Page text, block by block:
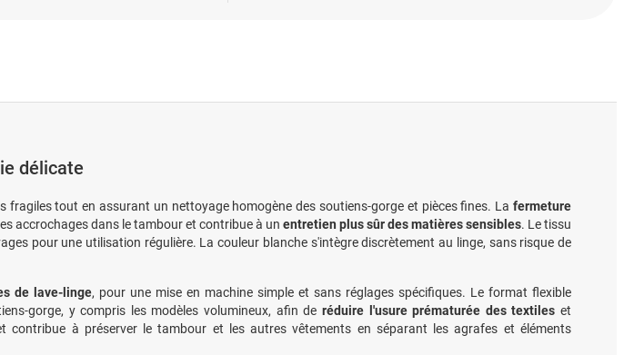
délicate
fragiles tout en assurant un nettoyage homogène des soutiens-gorge et pièces fines. La fermeture
accrochages dans le tambour et contribue à un entretien plus sûr des matières sensibles. Le tissu
pour une utilisation régulière. La couleur blanche s'intègre discrètement au linge, sans risque de
de lave-linge, pour une mise en machine simple et sans réglages spécifiques. Le format flexible
gorge, y compris les modèles volumineux, afin de réduire l'usure prématurée des textiles et
contribue à préserver le tambour et les autres vêtements en séparant les agrafes et éléments